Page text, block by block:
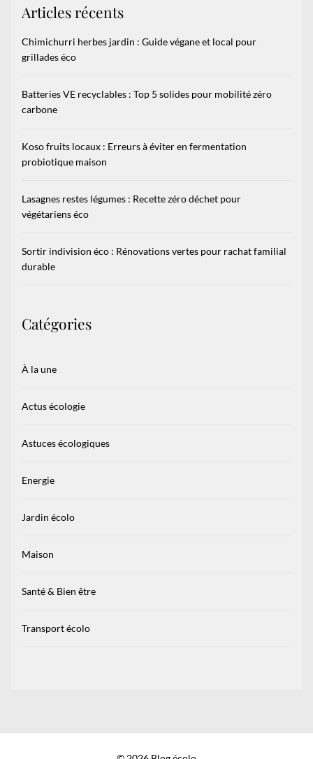
Articles récents
Chimichurri herbes jardin : Guide végane et local pour
grillades éco
Batteries VE recyclables : Top 5 solides pour mobilité zéro
carbone
Koso fruits locaux : Erreurs à éviter en fermentation
probiotique maison
Lasagnes restes légumes : Recette zéro déchet pour
végétariens éco
Sortir indivision éco : Rénovations vertes pour rachat familial
durable
Catégories
À la une
Actus écologie
Astuces écologiques
Energie
Jardin écolo
Maison
Santé & Bien être
Transport écolo